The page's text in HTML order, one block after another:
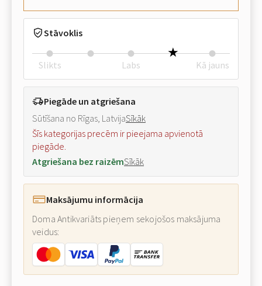
Stāvoklis
Slikts Labs Kā jauns
Piegāde un atgriešana
Sūtīšana no Rīgas, LatvijaSīkāk
Šīs kategorijas precēm ir pieejama apvienotā
piegāde.
Atgriešana bez raizēmSīkāk
Maksājumu informācija
Doma Antikvariāts pieņem sekojošos maksājuma
veidus: